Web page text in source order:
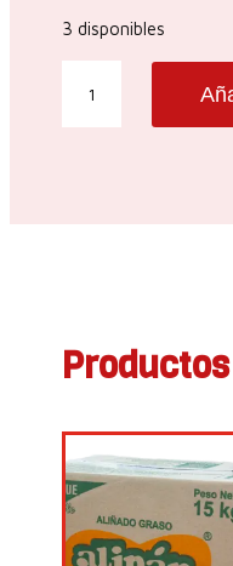
3 disponibles
ASTRA